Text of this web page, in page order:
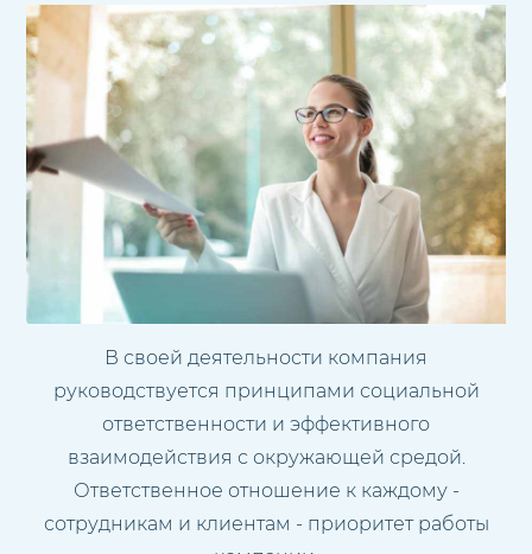
В своей деятельности компания
руководствуется принципами социальной
ответственности и эффективного
взаимодействия с окружающей средой.
Ответственное отношение к каждому -
сотрудникам и клиентам - приоритет работы